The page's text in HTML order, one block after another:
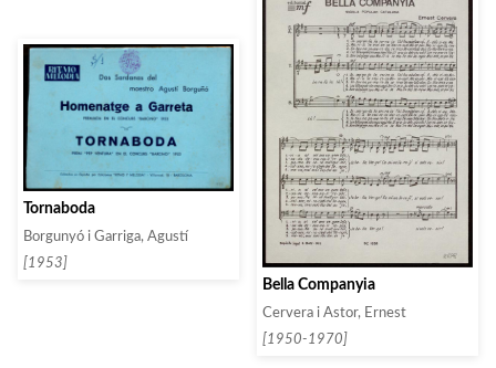
Tornaboda
Borgunyó i Garriga, Agustí
[1953]
Bella Companyia
Cervera i Astor, Ernest
[1950-1970]